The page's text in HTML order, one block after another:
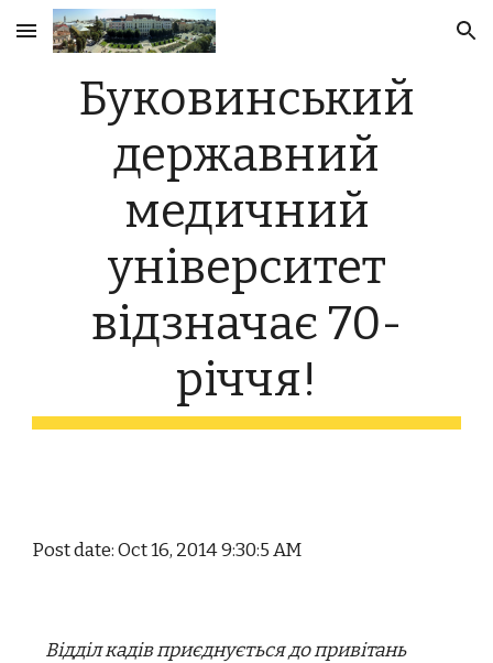
Skip to main content Skip to navigation
Буковинський
державний
медичний
університет
відзначає 70-
річчя!
Post date: Oct 16, 2014 9:30:5 AM
Відділ кадів приєднується до привітань